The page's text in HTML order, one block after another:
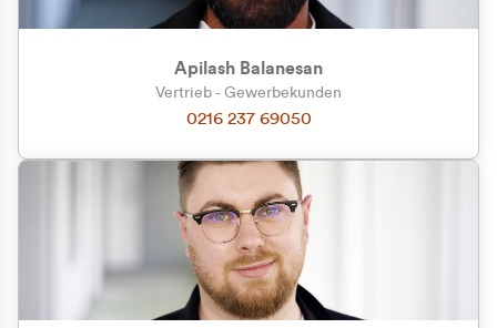
Zu welcher Kundengruppe
gehören Sie?
Privatkunde (inkl. MwSt.)
Geschäftskunde (exkl. MwSt.)
Apilash Balanesan
Vertrieb - Gewerbekunden
0216 237 69050